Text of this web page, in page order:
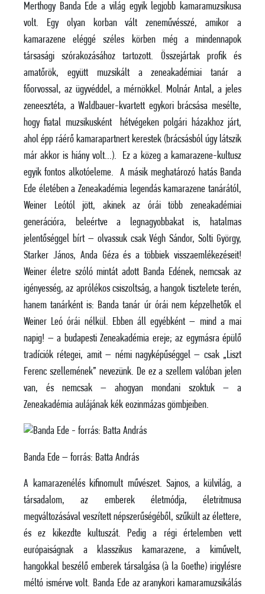
Merthogy Banda Ede a világ egyik legjobb kamaramuzsikusa
volt. Egy olyan korban vált zeneművésszé, amikor a
kamarazene eléggé széles körben még a mindennapok
társasági szórakozásához tartozott. Összejártak profik és
amatőrök, együtt muzsikált a zeneakadémiai tanár a
főorvossal, az ügyvéddel, a mérnökkel. Molnár Antal, a jeles
zeneesztéta, a Waldbauer-kvartett egykori brácsása mesélte,
hogy fiatal muzsikusként hétvégeken polgári házakhoz járt,
ahol épp ráérő kamarapartnert kerestek (brácsásból úgy látszik
már akkor is hiány volt…). Ez a közeg a kamarazene-kultusz
egyik fontos alkotóeleme. A másik meghatározó hatás Banda
Ede életében a Zeneakadémia legendás kamarazene tanárától,
Weiner Leótól jött, akinek az órái több zeneakadémiai
generációra, beleértve a legnagyobbakat is, hatalmas
jelentőséggel bírt – olvassuk csak Végh Sándor, Solti György,
Starker János, Anda Géza és a többiek visszaemlékezéseit!
Weiner életre szóló mintát adott Banda Edének, nemcsak az
igényesség, az aprólékos csiszoltság, a hangok tisztelete terén,
hanem tanárként is: Banda tanár úr órái nem képzelhetők el
Weiner Leó órái nélkül. Ebben áll egyébként – mind a mai
napig! – a budapesti Zeneakadémia ereje; az egymásra épülő
tradíciók rétegei, amit – némi nagyképűséggel – csak „Liszt
Ferenc szellemének” nevezünk. De ez a szellem valóban jelen
van, és nemcsak – ahogyan mondani szoktuk – a
Zeneakadémia aulájának kék eozinmázas gömbjeiben.
Banda Ede – forrás: Batta András
A kamarazenélés kifinomult művészet. Sajnos, a külvilág, a
társadalom, az emberek életmódja, életritmusa
megváltozásával veszített népszerűségéből, szűkült az élettere,
és ez kikezdte kultuszát. Pedig a régi értelemben vett
európaiságnak a klasszikus kamarazene, a kiművelt,
hangokkal beszélő emberek társalgása (à la Goethe) irigylésre
méltó ismérve volt. Banda Ede az aranykori kamaramuzsikálás